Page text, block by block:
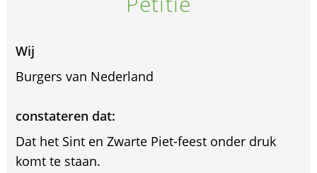
Wij
Burgers van Nederland
constateren dat:
Dat het Sint en Zwarte Piet-feest onder druk
komt te staan.